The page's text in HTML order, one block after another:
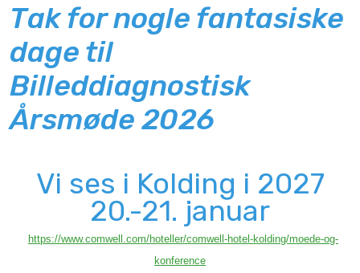
Tak for nogle fantasiske
dage til
Billeddiagnostisk
Årsmøde 2026
Vi ses i Kolding i 2027
20.-21. januar
https://www.comwell.com/hoteller/comwell-hotel-kolding/moede-og-
konference